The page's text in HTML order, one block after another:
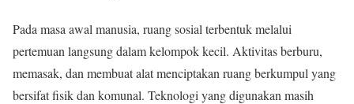
Pada masa awal manusia, ruang sosial terbentuk melalui
pertemuan langsung dalam kelompok kecil. Aktivitas berburu,
memasak, dan membuat alat menciptakan ruang berkumpul yang
bersifat fisik dan komunal. Teknologi yang digunakan masih